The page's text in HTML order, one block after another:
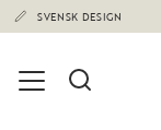
SVENSK DESIGN